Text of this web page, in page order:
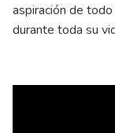
aspiración de
durante toda su